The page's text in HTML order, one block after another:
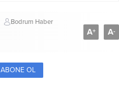
Bodrum Haber
A+ A-
ABONE OL